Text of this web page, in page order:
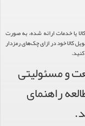
یا خدمات ارائه شده، به صورت
کالا خود در ازای چک‌های رمزدار
و مسئولیتی
راهنمای